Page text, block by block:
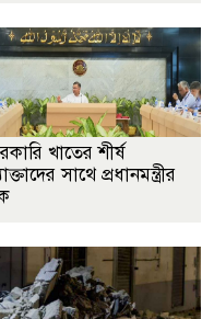
খাতের শীর্ষ
সাথে প্রধানমন্ত্রীর